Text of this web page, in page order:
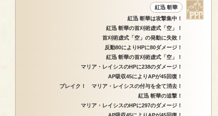
紅迅 斬華
紅迅 斬華は攻撃集中！
紅迅 斬華の首刈術虚式「空」！
首刈術虚式「空」の発動に失敗！
反動80によりHPに80ダメージ！
紅迅 斬華の首刈術虚式「空」！
マリア・レイシスのHPに238のダメージ！
AP吸収45によりAPが45回復！
ブレイク！ マリア・レイシスの付与を全て消去！
紅迅 斬華の追撃！
マリア・レイシスのHPに297のダメージ！